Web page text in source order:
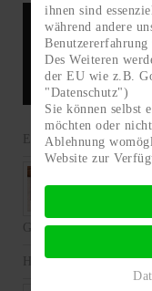
Grutt'n
Einschneiber-Party
Grutt'n Gascha 2022
Halloween-Party
ihnen sind
während andere
Des Weiteren
der EU wie z.B.
"Datenschutz")
Sie können selbst
möchten oder
Ablehnung
Website zur